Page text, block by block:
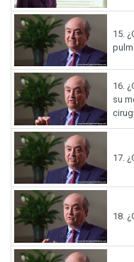
15.
16.
su
17.
18.